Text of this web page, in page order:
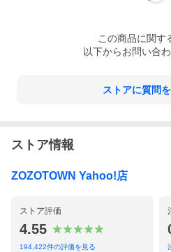
この商品に関す
以下からお問い合
ストアに質問
ストア情報
ZOZOTOWN Yahoo!店
ストア評価
4.55
194,422件の評価を見る